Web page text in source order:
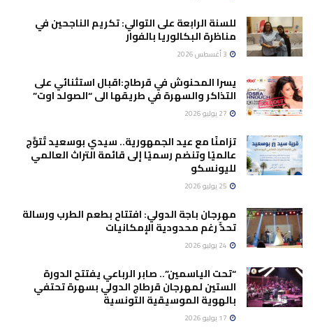
للسنة الرابعة على التوالي: تكريم الناجحين في
مناظرة البكالوريا بالفوار
يسرا المحنوش في قرطاج:اقبال استثنائي على
التذاكر والسهرة في طريقها الى “الصولد اوت”
تزامنًا مع عيد الجمهورية.. سيدي بوسعيد تُتوَّج
عالميًا وتنضم رسميًا إلى قائمة التراث العالمي
لليونسكو
مهرجان باجة الدولي: افتتاح بطعم الطرب ورسالة
تحدٍّ رغم محدودية الإمكانيات
“تحت الياسمين”.. صابر الرباعي يفتتح الدورة
الستين لمهرجان قرطاج الدولي بسهرة تحتفي
بالهوية الموسيقية التونسية